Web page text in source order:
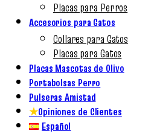
Placas para Perros
Accesorios para Gatos
Collares para Gatos
Placas para Gatos
Placas Mascotas de Olivo
Portabolsas Perro
Pulseras Amistad
★Opiniones de Clientes
Español